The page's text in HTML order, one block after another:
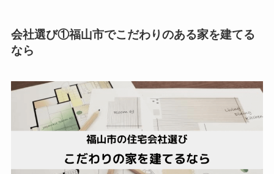
会社選び①福山市でこだわりのある家を建てる
なら